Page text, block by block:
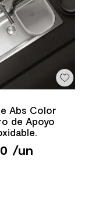
Abs Color
de Apoyo
/un